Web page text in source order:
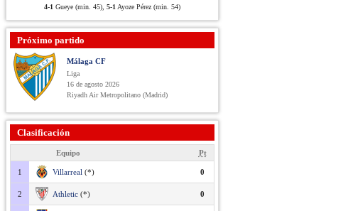
4-1 Gueye (min. 45), 5-1 Ayoze Pérez (min. 54)
Próximo partido
Málaga CF
Liga
16 de agosto 2026
Riyadh Air Metropolitano (Madrid)
Clasificación
Equipo Pt
1 Villarreal (*) 0
2 Athletic (*) 0